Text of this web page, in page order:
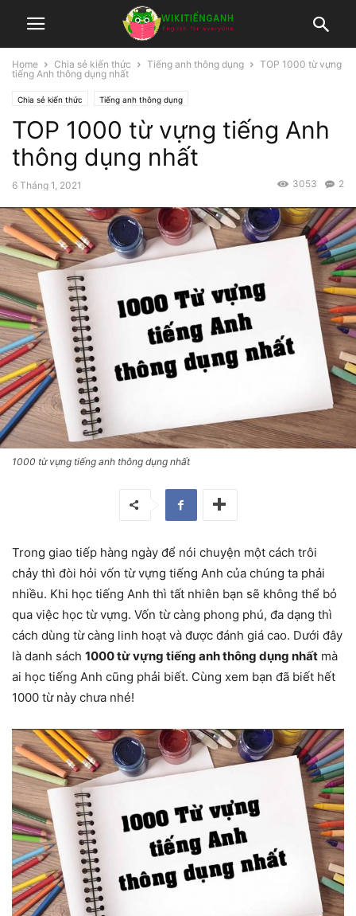
Home Chia sẻ kiến thức Tiếng anh thông dụng
TOP 1000 từ vựng
tiếng Anh thông dụng nhất
Chia sẻ kiến thức Tiếng anh thông dụng
TOP 1000 từ vựng tiếng Anh
thông dụng nhất
6 Tháng 1, 2021 2
3053
1000 từ vựng tiếng anh thông dụng nhất
Trong giao tiếp hàng ngày để nói chuyện một cách trôi
chảy thì đòi hỏi vốn từ vựng tiếng Anh của chúng ta phải
nhiều. Khi học tiếng Anh thì tất nhiên bạn sẽ không thể bỏ
qua việc học từ vựng. Vốn từ càng phong phú, đa dạng thì
cách dùng từ càng linh hoạt và được đánh giá cao. Dưới đây
là danh sách 1000 từ vựng tiếng anh thông dụng nhất mà
ai học tiếng Anh cũng phải biết. Cùng xem bạn đã biết hết
1000 từ này chưa nhé!